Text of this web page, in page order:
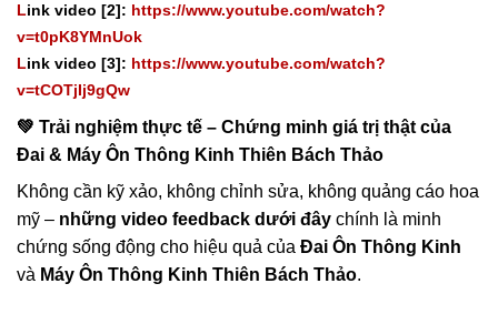
Link video [2]: https://www.youtube.com/watch?
v=t0pK8YMnUok
Link video [3]: https://www.youtube.com/watch?
v=tCOTjIj9gQw
💚 Trải nghiệm thực tế – Chứng minh giá trị thật của
Đai & Máy Ôn Thông Kinh Thiên Bách Thảo
Không cần kỹ xảo, không chỉnh sửa, không quảng cáo hoa
mỹ – những video feedback dưới đây chính là minh
chứng sống động cho hiệu quả của Đai Ôn Thông Kinh
và Máy Ôn Thông Kinh Thiên Bách Thảo.